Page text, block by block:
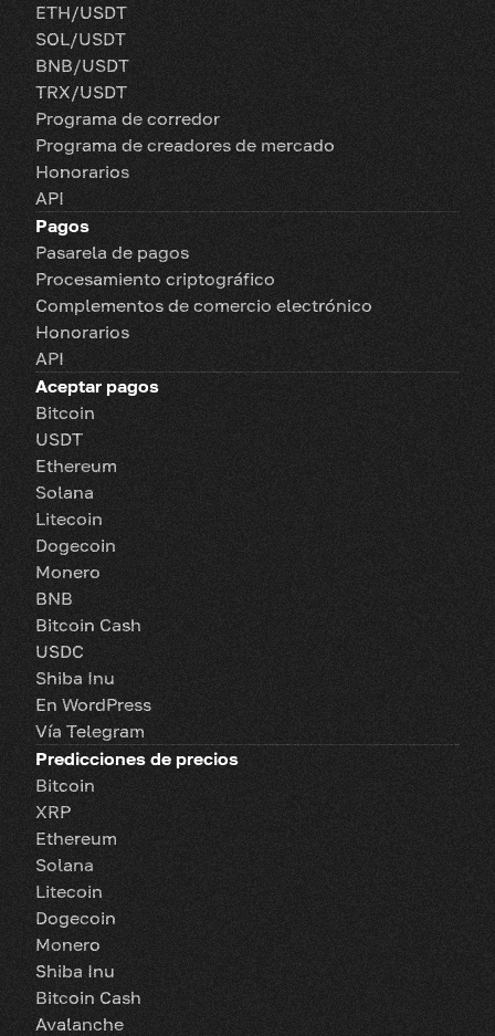
ETH/USDT
SOL/USDT
BNB/USDT
TRX/USDT
Programa de corredor
Programa de creadores de mercado
Honorarios
API
Pagos
Pasarela de pagos
Procesamiento criptográfico
Complementos de comercio electrónico
Honorarios
API
Aceptar pagos
Bitcoin
USDT
Ethereum
Solana
Litecoin
Dogecoin
Monero
BNB
Bitcoin Cash
USDC
Shiba Inu
En WordPress
Vía Telegram
Predicciones de precios
Bitcoin
XRP
Ethereum
Solana
Litecoin
Dogecoin
Monero
Shiba Inu
Bitcoin Cash
Avalanche